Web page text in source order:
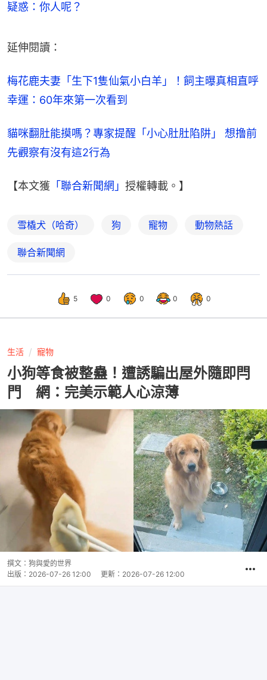
疑惑：你人呢？
延伸閱讀：
梅花鹿夫妻「生下1隻仙氣小白羊」！飼主曝真相直呼
幸運：60年來第一次看到
貓咪翻肚能摸嗎？專家提醒「小心肚肚陷阱」 想撸前
先觀察有沒有這2行為
【本文獲 「聯合新聞網」 授權轉載。】
雪橇犬（哈奇） 狗 寵物 動物熱話
聯合新聞網
5 0 0 0 0
生活 寵物
小狗等食被整蠱！遭誘騙出屋外隨即閂
門 網：完美示範人心涼薄
撰文： 狗與愛的世界
出版： 2026-07-26 12:00 更新： 2026-07-26 12:00